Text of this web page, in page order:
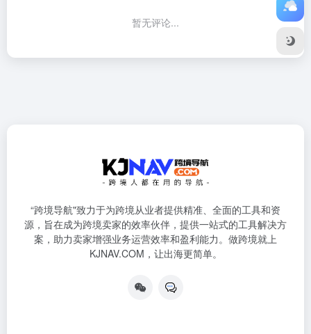
暂无评论...
“跨境导航"致力于为跨境从业者提供精准、全面的工具和资
源，旨在成为跨境卖家的效率伙伴，提供一站式的工具解决方
案，助力卖家增强业务运营效率和盈利能力。做跨境就上
KJNAV.COM，让出海更简单。